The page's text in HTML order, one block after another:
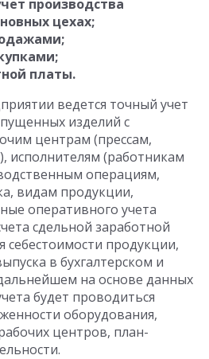
производства
цехах;
платы.
ведется точный учет
изделий с
центрам (прессам,
исполнителям (работникам
операциям,
видам продукции,
оперативного учета
сдельной заработной
продукции,
в бухгалтерском и
на основе данных
будет проводиться
оборудования,
центров, план-